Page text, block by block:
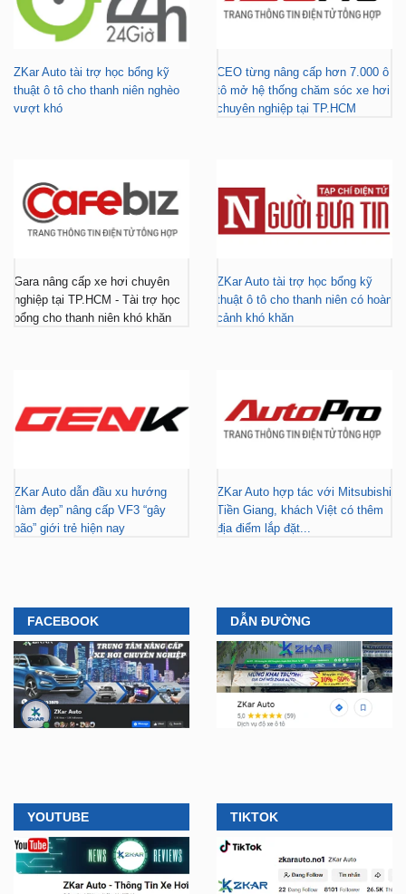
ZKar Auto tài trợ học bổng kỹ
thuật ô tô cho thanh niên nghèo
vượt khó
CEO từng nâng cấp hơn 7.000 ô
tô mở hệ thống chăm sóc xe hơi
chuyên nghiệp tại TP.HCM
Gara nâng cấp xe hơi chuyên
nghiệp tại TP.HCM - Tài trợ học
bổng cho thanh niên khó khăn
ZKar Auto tài trợ học bổng kỹ
thuật ô tô cho thanh niên có hoàn
cảnh khó khăn
ZKar Auto dẫn đầu xu hướng
“làm đẹp” nâng cấp VF3 “gây
bão” giới trẻ hiện nay
ZKar Auto hợp tác với Mitsubishi
Tiền Giang, khách Việt có thêm
địa điểm lắp đặt...
FACEBOOK DẪN ĐƯỜNG
YOUTUBE TIKTOK